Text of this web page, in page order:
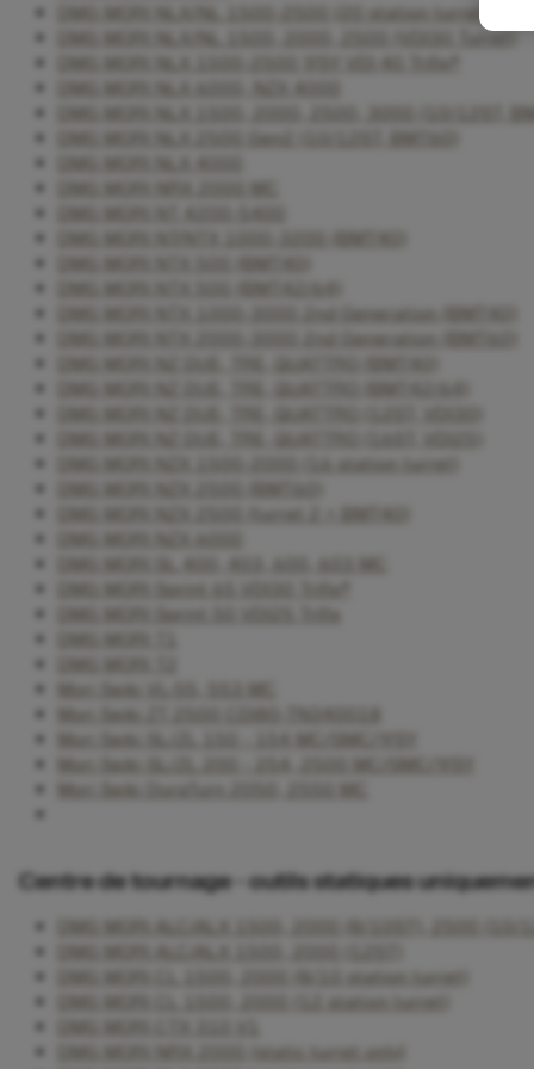
DMG MORI NLX/NL 1500-2500 (20 station turret)
DMG MORI NLX/NL 1500, 2000, 2500 (VDI30 Turret)
DMG MORI NLX 1500-2500 Y/SY VDI 40 Trifix®
DMG MORI NLX 2500 Gen2 (10/12ST, BMT60)
DMG MORI NTX 1000-3000 2nd Generation (BMT40)
DMG MORI NTX 2000-3000 2nd Generation (BMT60)
DMG MORI NZX 1500-2000 (16 station turret)
DMG MORI NZX 2500 (turret 2 = BMT40)
DMG MORI Sprint 65 VDI30 Trifix®
DMG MORI Sprint 50 VDI25 Trifix
Mori Seiki VL-55, 553 MC
Mori Seiki ZT 2500 CDI80-TN340018
Mori Seiki SL/ZL 150 - 154 MC/SMC/Y/SY
Mori Seiki SL/ZL 200 - 254, 2500 MC/SMC/Y/SY
Mori Seiki DuraTurn 2050, 2550 MC
Centre de tournage - outils statiques
DMG MORI CL 1500, 2000 (8/10 station turret)
DMG MORI CL 1500, 2000 (12 station turret)
DMG MORI NRX 2000 (static turret only)